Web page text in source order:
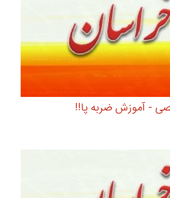
- آموزش ضربه پا!!